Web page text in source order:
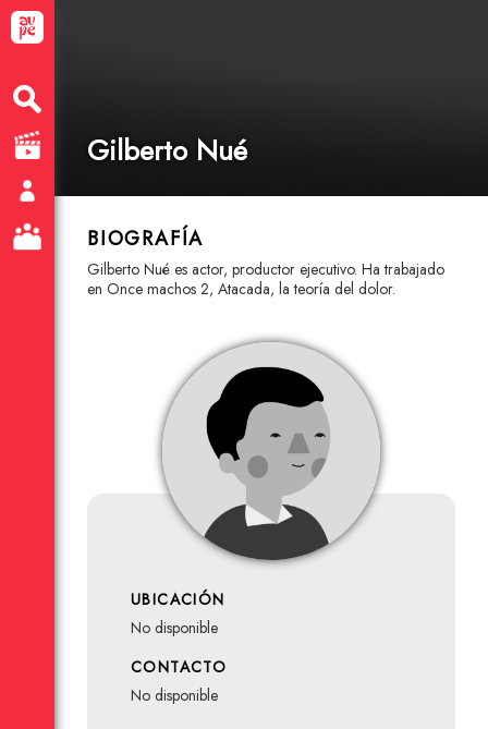
Gilberto Nué
BIOGRAFÍA
Gilberto Nué es actor, productor ejecutivo. Ha trabajado
en Once machos 2, Atacada, la teoría del dolor.
UBICACIÓN
no disponible
CONTACTO
no disponible